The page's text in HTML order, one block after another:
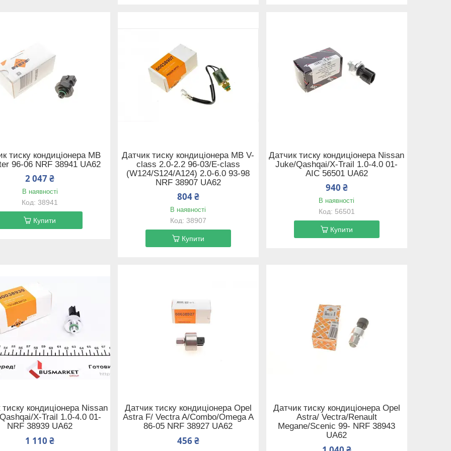
тиску кондиціонера MB
96-06 NRF 38941 UA62
2 047 ₴
В наявності
38941
Купити
Датчик тиску кондиціонера MB V-
class 2.0-2.2 96-03/E-class
(W124/S124/A124) 2.0-6.0 93-98
NRF 38907 UA62
804 ₴
В наявності
38907
Купити
Датчик тиску кондиціонера Nissan
Juke/Qashqai/X-Trail 1.0-4.0 01-
AIC 56501 UA62
940 ₴
В наявності
56501
Купити
кондиціонера Nissan
X-Trail 1.0-4.0 01-
NRF 38939 UA62
1 110 ₴
Датчик тиску кондиціонера Opel
Astra F/ Vectra A/Combo/Omega A
86-05 NRF 38927 UA62
456 ₴
Датчик тиску кондиціонера Opel
Astra/ Vectra/Renault
Megane/Scenic 99- NRF 38943
UA62